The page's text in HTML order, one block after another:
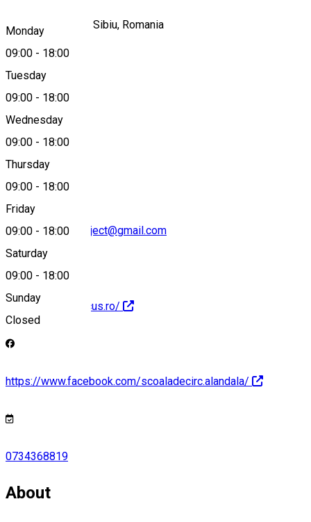
Monday
09:00 - 18:00
Tuesday
09:00 - 18:00
Wednesday
09:00 - 18:00
Thursday
09:00 - 18:00
Friday
09:00 - 18:00
Saturday
09:00 - 18:00
Sunday
Closed
Strada Abatorului, Sibiu, Romania
Map
alandalacircusproject@gmail.com
http://alandalacircus.ro/
https://www.facebook.com/scoaladecirc.alandala/
0734368819
About